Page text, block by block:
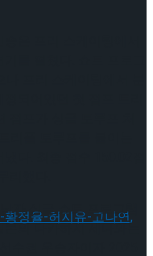
은 프리 스케이팅에서
프리 스케이팅에서 분
점프가 싱글 토루프 처
리플 토루프를 붙이는
했다.
자 싱글 쇼트 프로그램
의 다카하시 세나와는